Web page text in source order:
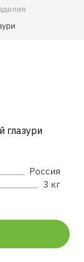
Россия
3 кг